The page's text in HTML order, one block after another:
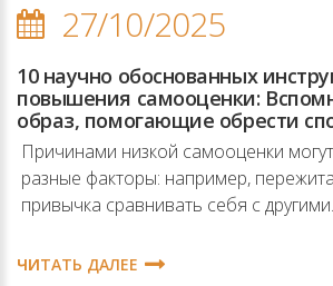
27/10/2025
10 научно обоснованных
повышения самооценки:
образ, помогающие обрести
Причинами низкой самооценки
разные факторы: например,
привычка сравнивать себя с другими.
ЧИТАТЬ ДАЛЕЕ